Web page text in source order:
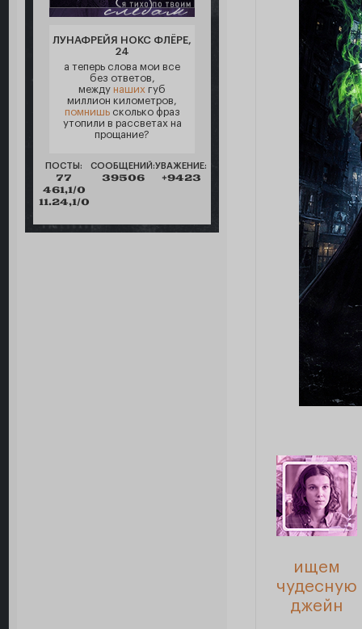
ЛУНАФРЕЙЯ НОКС ФЛЁРЕ,
24
а теперь слова мои все
без ответов,
между наших губ
миллион километров,
помнишьсколько фраз
утопили в рассветах на
прощание?
ПОСТЫ:
77
461,1/0
11.24,1/0
СООБЩЕНИЙ:
39506
УВАЖЕНИЕ:
+9423
ищем
чудесную
джейн